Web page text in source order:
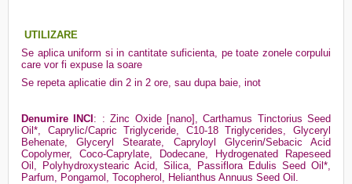
UTILIZARE
Se aplica uniform si in cantitate suficienta, pe toate zonele corpului
care vor fi expuse la soare
Se repeta aplicatie din 2 in 2 ore, sau dupa baie, inot
Denumire INCI : : Zinc Oxide [nano], Carthamus Tinctorius Seed
Oil*, Caprylic/Capric Triglyceride, C10-18 Triglycerides, Glyceryl
Behenate, Glyceryl Stearate, Capryloyl Glycerin/Sebacic Acid
Copolymer, Coco-Caprylate, Dodecane, Hydrogenated Rapeseed
Oil, Polyhydroxystearic Acid, Silica, Passiflora Edulis Seed Oil*,
Parfum, Pongamol, Tocopherol, Helianthus Annuus Seed Oil.